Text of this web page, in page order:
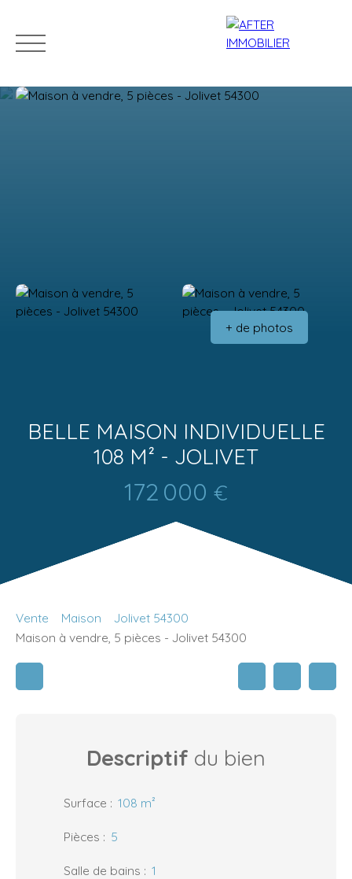
Estimation
+ de photos
BELLE MAISON INDIVIDUELLE
108 M² - JOLIVET
172 000 €
Vente Maison
Jolivet 54300
Maison à vendre, 5 pièces - Jolivet 54300
Descriptif du bien
Surface : 108 m²
Pièces : 5
Salle de bains : 1